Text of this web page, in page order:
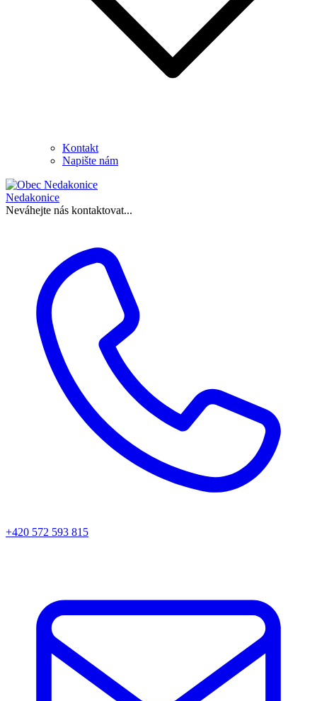
Kontakt
Napište nám
Nedakonice
Neváhejte nás kontaktovat...
+420 572 593 815